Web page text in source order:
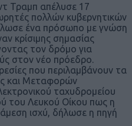
Τραμπ απέλυσε 17
πολλών κυβερνητικών
ένα πρόσωπο με γνώση
κρίσιμης σημασίας
τον δρόμο για
στον νέο πρόεδρο.
που περιλαμβάνουν τα
και Μεταφορών
ταχυδρομείου
του Λευκού Οίκου πως η
ισχύ, δήλωσε η πηγή